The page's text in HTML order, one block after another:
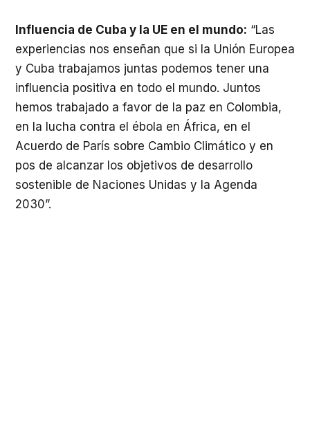
Influencia de Cuba y la UE en el mundo: “Las
experiencias nos enseñan que si la Unión Europea
y Cuba trabajamos juntas podemos tener una
influencia positiva en todo el mundo. Juntos
hemos trabajado a favor de la paz en Colombia,
en la lucha contra el ébola en África, en el
Acuerdo de París sobre Cambio Climático y en
pos de alcanzar los objetivos de desarrollo
sostenible de Naciones Unidas y la Agenda
2030”.